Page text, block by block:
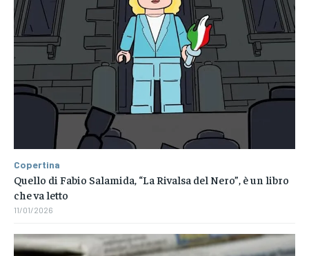
Copertina
Quello di Fabio Salamida, “La Rivalsa del Nero”, è un libro
che va letto
11/01/2026